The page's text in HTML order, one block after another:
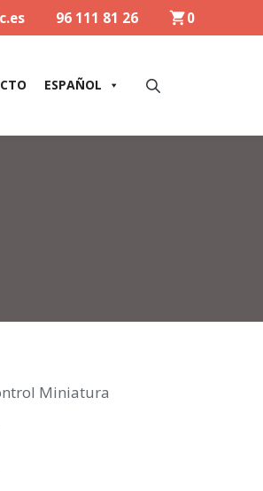
96 111 81 26 0
ESPAÑOL
Miniatura